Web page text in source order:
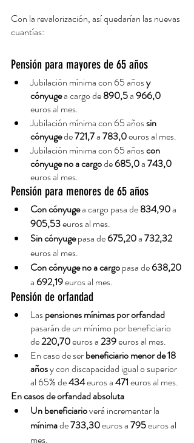
Con la revalorización, así quedarían las nuevas
cuantías:
Pensión para mayores de 65 años
Jubilación mínima con 65 años y
cónyuge a cargo de 890,5 a 966,0
euros al mes.
Jubilación mínima con 65 años sin
cónyuge de 721,7 a 783,0 euros al mes.
Jubilación mínima con 65 años con
cónyuge no a cargo de 685,0 a 743,0
euros al mes.
Pensión para menores de 65 años
Con cónyuge a cargo pasa de 834,90 a
905,53 euros al mes.
Sin cónyuge pasa de 675,20 a 732,32
euros al mes.
Con cónyuge no a cargo pasa de 638,20
a 692,19 euros al mes.
Pensión de orfandad
Las pensiones mínimas por orfandad
pasarán de un mínimo por beneficiario
de 220,70 euros a 239 euros al mes.
En caso de ser beneficiario menor de 18
años y con discapacidad igual o superior
al 65% de 434 euros a 471 euros al mes.
En casos de orfandad absoluta
Un beneficiario verá incrementar la
mínima de 733,30 euros a 795 euros al
mes.